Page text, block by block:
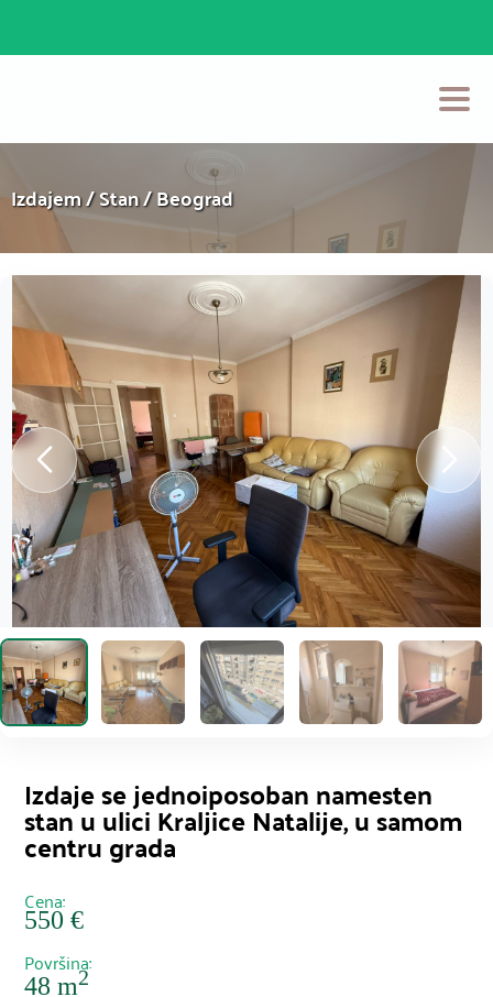
Prodaja
Izdavanje
Login
Postavi Oglas
Kontakt
Izdajem / Stan / Beograd
Izdaje se jednoiposoban namesten
stan u ulici Kraljice Natalije, u samom
centru grada
Cena:
550 €
Površina:
48 m2